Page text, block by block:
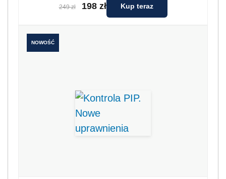
249 zł 198 zł Kup teraz
NOWOŚĆ